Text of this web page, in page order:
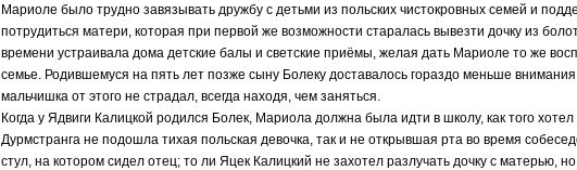
Мариоле было трудно завязывать дружбу с детьми из польских чистокровных семей и
потрудиться матери, которая при первой же возможности старалась вывезти дочку из
времени устраивала дома детские балы и светские приёмы, желая дать Мариоле то же
семье. Родившемуся на пять лет позже сыну Болеку доставалось гораздо меньше
мальчишка от этого не страдал, всегда находя, чем заняться.
Когда у Ядвиги Калицкой родился Болек, Мариола должна была идти в школу, как того
Дурмстранга не подошла тихая польская девочка, так и не открывшая рта во время
стул, на котором сидел отец; то ли Яцек Калицкий не захотел разлучать дочку с матерью,